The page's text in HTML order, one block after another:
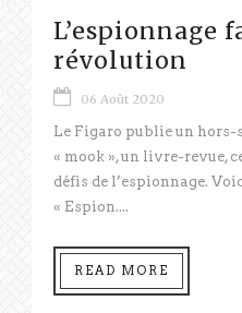
L’espionnage
révolution
06 Août 2020
Le Figaro publie un hors-
« mook », un livre-revue,
défis de l’espionnage.
« Espion....
READ MORE